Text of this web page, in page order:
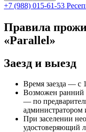
+7 (988) 015-61-53
Правила
«Parallel»
Заезд и выезд
Время заезда — с
Возможен ранний
— по
При заселении
удостоверяющий